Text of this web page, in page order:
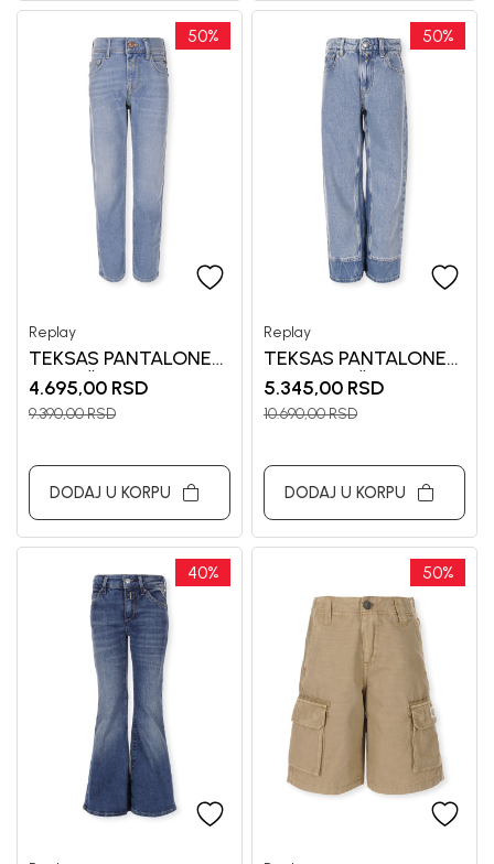
50%
Replay
TEKSAS PANTALONE
ZA DEČAKE REPLAY
4.695,00 RSD
9.390,00RSD
DODAJ U KORPU
50%
Replay
TEKSAS PANTALONE
ZA DEVOJČICE
REPLAY
5.345,00 RSD
10.690,00RSD
DODAJ U KORPU
40% 50%